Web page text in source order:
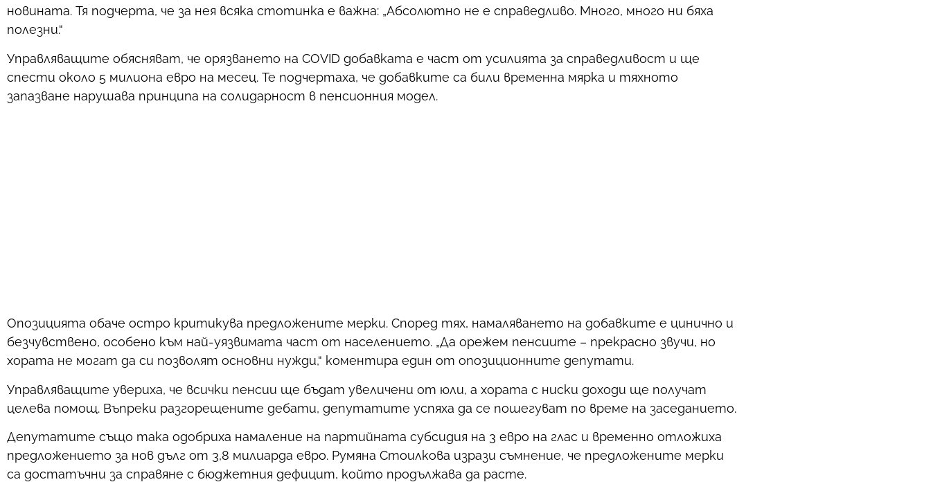
новината. Тя подчерта, че за нея всяка стотинка е важна: „Абсолютно не е справедливо. Много, много ни бяха
полезни.“
Управляващите обясняват, че орязването на COVID добавката е част от усилията за справедливост и ще
спести около 5 милиона евро на месец. Те подчертаха, че добавките са били временна мярка и тяхното
запазване нарушава принципа на солидарност в пенсионния модел.
Опозицията обаче остро критикува предложените мерки. Според тях, намаляването на добавките е цинично и
безчувствено, особено към най-уязвимата част от населението. „Да орежем пенсиите – прекрасно звучи, но
хората не могат да си позволят основни нужди,“ коментира един от опозиционните депутати.
Управляващите увериха, че всички пенсии ще бъдат увеличени от юли, а хората с ниски доходи ще получат
целева помощ. Въпреки разгорещените дебати, депутатите успяха да се пошегуват по време на заседанието.
Депутатите също така одобриха намаление на партийната субсидия на 3 евро на глас и временно отложиха
предложението за нов дълг от 3,8 милиарда евро. Румяна Стоилкова изрази съмнение, че предложените мерки
са достатъчни за справяне с бюджетния дефицит, който продължава да расте.